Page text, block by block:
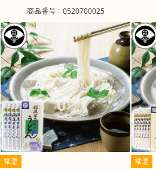
商品番号：0520700025
常温 常温